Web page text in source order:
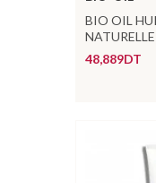
BIO OIL
48,889DT